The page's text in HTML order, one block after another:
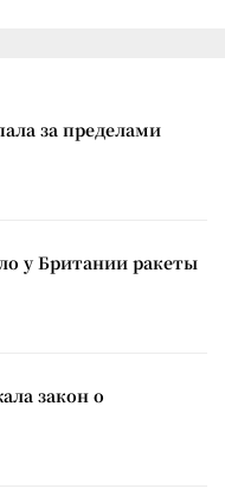
за пределами
у Британии ракеты
закон о